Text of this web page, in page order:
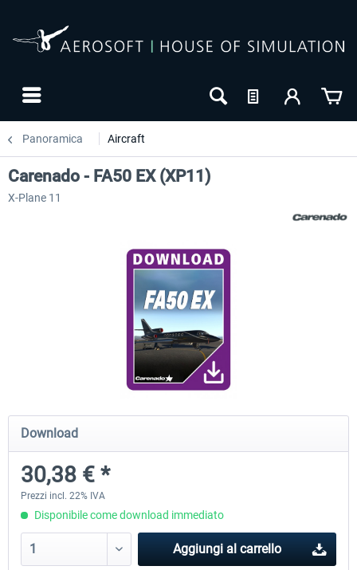
Panoramica Aircraft
Diamond DA-62
38,91 € *
Cessna 208 Grand Caravan
Carenado - FA50 EX (XP11)
X-Plane 11
Download
30,38 € *
Prezzi incl. 22% IVA
Disponibile come download immediato
Aggiungi al carrello